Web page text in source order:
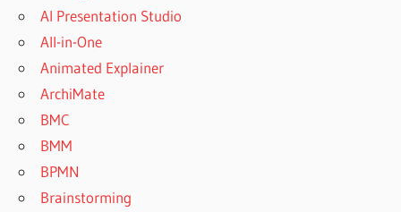
AI Presentation Studio
All-in-One
Animated Explainer
ArchiMate
BMC
BMM
BPMN
Brainstorming